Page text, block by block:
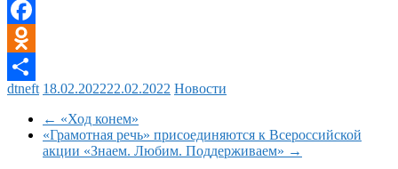
Viber
Facebook
Odnoklassniki
Отправить
dtneft 18.02.202222.02.2022 Новости
← «Ход конем»
«Грамотная речь» присоединяются к Всероссийской
акции «Знаем. Любим. Поддерживаем» →